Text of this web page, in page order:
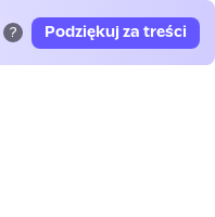
? Podziękuj za treści